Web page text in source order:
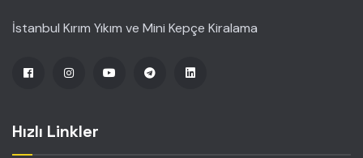
İstanbul Kırım Yıkım ve Mini Kepçe Kiralama
Hızlı Linkler